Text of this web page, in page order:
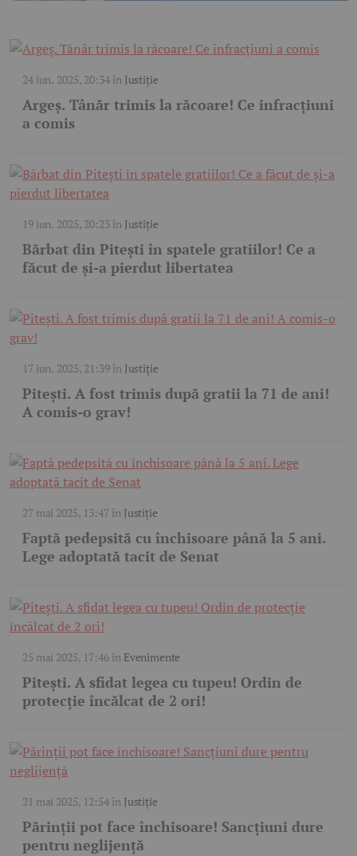
24 iun. 2025, 20:34în Justiție
Argeș. Tânăr trimis la răcoare! Ce infracțiuni
a comis
19 iun. 2025, 20:23în Justiție
Bărbat din Pitești în spatele gratiilor! Ce a
făcut de și-a pierdut libertatea
17 iun. 2025, 21:39în Justiție
Pitești. A fost trimis după gratii la 71 de ani!
A comis-o grav!
27 mai 2025, 13:47în Justiție
Faptă pedepsită cu închisoare până la 5 ani.
Lege adoptată tacit de Senat
25 mai 2025, 17:46în Evenimente
Pitești. A sfidat legea cu tupeu! Ordin de
protecție încălcat de 2 ori!
21 mai 2025, 12:54în Justiție
Părinții pot face închisoare! Sancțiuni dure
pentru neglijență